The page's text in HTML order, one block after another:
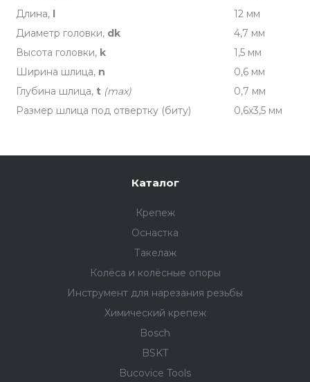
Длина, l
12 мм
Диаметр головки, dk
4,7 мм
Высота головки, k
1,5 мм
Ширина шлица, n
0,6 мм
Глубина шлица, t (max)
0,7 мм
Размер шлица под отвертку (биту)
0,6х3,5 мм
Каталог
Крепеж
Оснастка
Такелаж
Колёса и колëсные опоры
Инструмент для нарезания резьбы
Химический крепеж
Bosch
BSKT
Bucovice Tools